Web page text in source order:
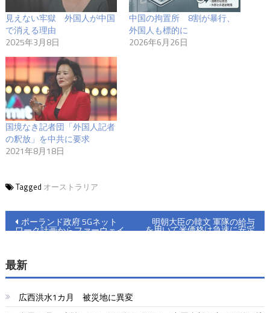
見えない牢獄 外国人が中国
で消える理由
2025年3月8日
中国の拘置所 8割が暴行、
外国人も標的に
2026年6月26日
国境なき記者団「外国人記者
の釈放」を中共に要求
2021年8月18日
Tagged オーストラリア
投
ナ
ビ
ゲ
ポーランド政府 5Gネット
ワーク計画からファーウェイ
明朝大臣の韓文 軍隊の給与
を用いて米価格は急速に安定
最新
広西洪水1カ月 被災地に異変